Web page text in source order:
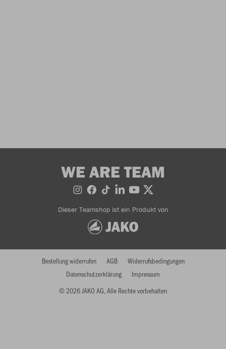
WE ARE TEAM
Dieser Teamshop ist ein Produkt von
© 2026 JAKO AG, Alle Rechte vorbehalten
Bestellung widerrufen AGB
Widerrufsbedingungen
Datenschutzerklärung
Impressum